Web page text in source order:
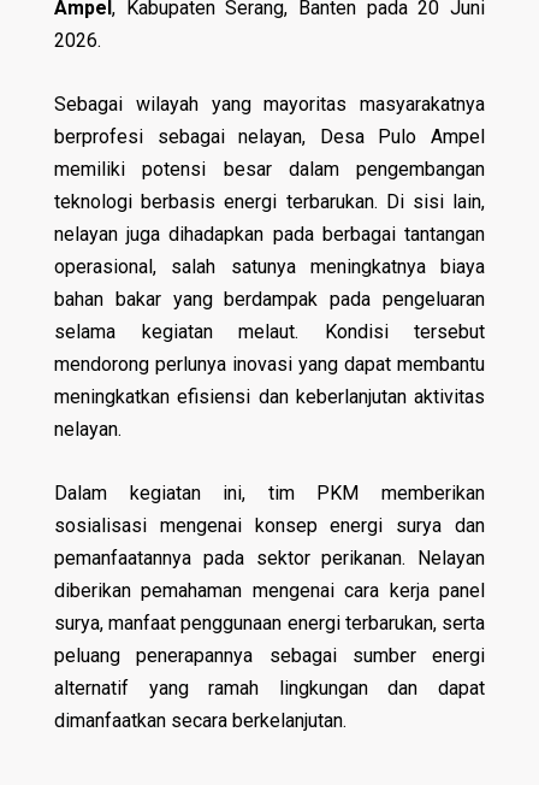
Ampel, Kabupaten Serang, Banten pada 20 Juni
2026.
Sebagai wilayah yang mayoritas masyarakatnya
berprofesi sebagai nelayan, Desa Pulo Ampel
memiliki potensi besar dalam pengembangan
teknologi berbasis energi terbarukan. Di sisi lain,
nelayan juga dihadapkan pada berbagai tantangan
operasional, salah satunya meningkatnya biaya
bahan bakar yang berdampak pada pengeluaran
selama kegiatan melaut. Kondisi tersebut
mendorong perlunya inovasi yang dapat membantu
meningkatkan efisiensi dan keberlanjutan aktivitas
nelayan.
Dalam kegiatan ini, tim PKM memberikan
sosialisasi mengenai konsep energi surya dan
pemanfaatannya pada sektor perikanan. Nelayan
diberikan pemahaman mengenai cara kerja panel
surya, manfaat penggunaan energi terbarukan, serta
peluang penerapannya sebagai sumber energi
alternatif yang ramah lingkungan dan dapat
dimanfaatkan secara berkelanjutan.